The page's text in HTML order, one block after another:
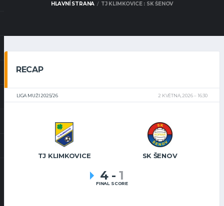
HLAVNÍ STRANA TJ KLIMKOVICE : SK ŠENOV
RECAP
LIGA MUŽI 2025/26 2 KVĚTNA, 2026 16:30
TJ KLIMKOVICE SK ŠENOV
4 - 1
FINAL SCORE